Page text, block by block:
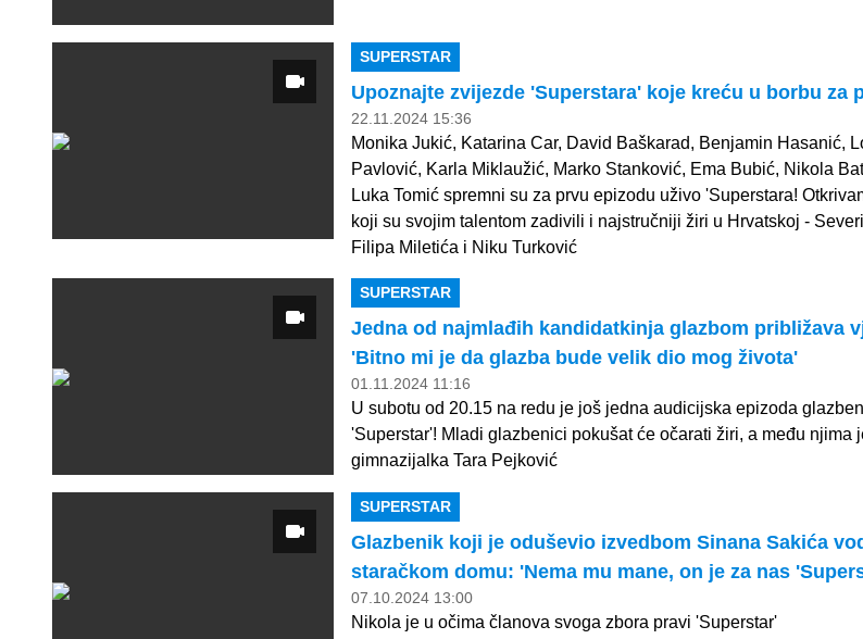
SUPERSTAR
Upoznajte zvijezde 'Superstara' koje kreću u borbu za
22.11.2024 15:36
Monika Jukić, Katarina Car, David Baškarad, Benjamin Hasanić,
Pavlović, Karla Miklaužić, Marko Stanković, Ema Bubić, Nikola
Luka Tomić spremni su za prvu epizodu uživo 'Superstara!
koji su svojim talentom zadivili i najstručniji žiri u Hrvatskoj -
Filipa Miletića i Niku Turković
SUPERSTAR
Jedna od najmlađih kandidatkinja glazbom približava
'Bitno mi je da glazba bude velik dio mog života'
01.11.2024 11:16
U subotu od 20.15 na redu je još jedna audicijska epizoda
'Superstar'! Mladi glazbenici pokušat će očarati žiri, a među njima
gimnazijalka Tara Pejković
SUPERSTAR
Glazbenik koji je oduševio izvedbom Sinana Sakića
staračkom domu: 'Nema mu mane, on je za nas
07.10.2024 13:00
Nikola je u očima članova svoga zbora pravi 'Superstar'